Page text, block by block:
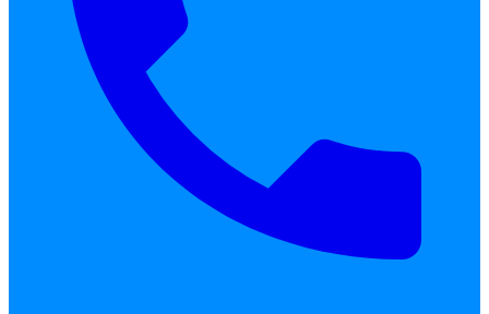
เลือกหัวข้อที่คุณสนใจ
โปรแกรมบริหารงานบุคคล
การคิดเงินเดือน
เอกสารออนไลน์